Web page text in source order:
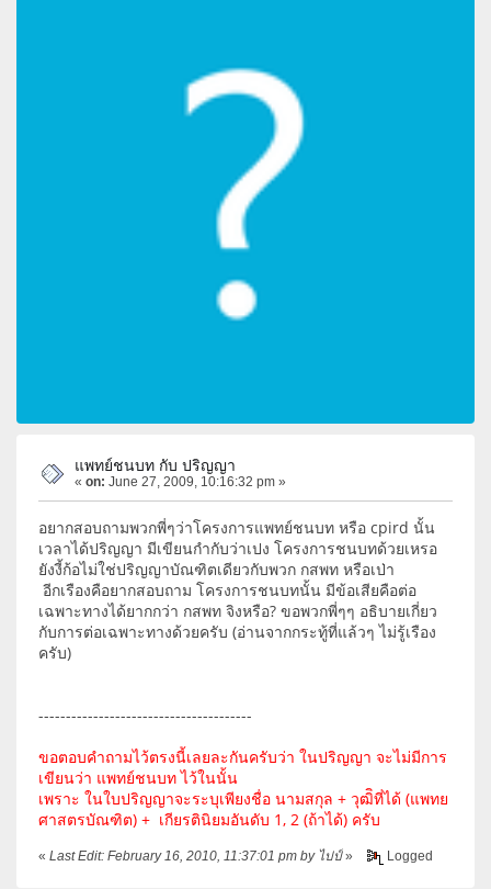
แพทย์ชนบท กับ ปริญญา
« on: June 27, 2009, 10:16:32 pm »
อยากสอบถามพวกพี่ๆว่าโครงการแพทย์ชนบท หรือ cpird นั้น
เวลาได้ปริญญา มีเขียนกำกับว่าเปง โครงการชนบทด้วยเหรอ
ยังงี้ก้อไม่ใช่ปริญญาบัณฑิตเดียวกับพวก กสพท หรือเป่า
อีกเรืองคือยากสอบถาม โครงการชนบทนั้น มีข้อเสียคือต่อ
เฉพาะทางได้ยากกว่า กสพท จิงหรือ? ขอพวกพี่ๆๆ อธิบายเกี่ยว
กับการต่อเฉพาะทางด้วยครับ (อ่านจากกระทู้ที่แล้วๆ ไม่รู้เรือง
ครับ)
---------------------------------------
ขอตอบคำถามไว้ตรงนี้เลยละกันครับว่า ในปริญญา จะไม่มีการ
เขียนว่า แพทย์ชนบท ไว้ในนั้น
เพราะ ในใบปริญญาจะระบุเพียงชื่อ นามสกุล + วุฒิิที่ได้ (แพทย
ศาสตรบัณฑิต) + เกียรตินิยมอันดับ 1, 2 (ถ้าได้) ครับ
« Last Edit: February 16, 2010, 11:37:01 pm by ไปป์» Logged